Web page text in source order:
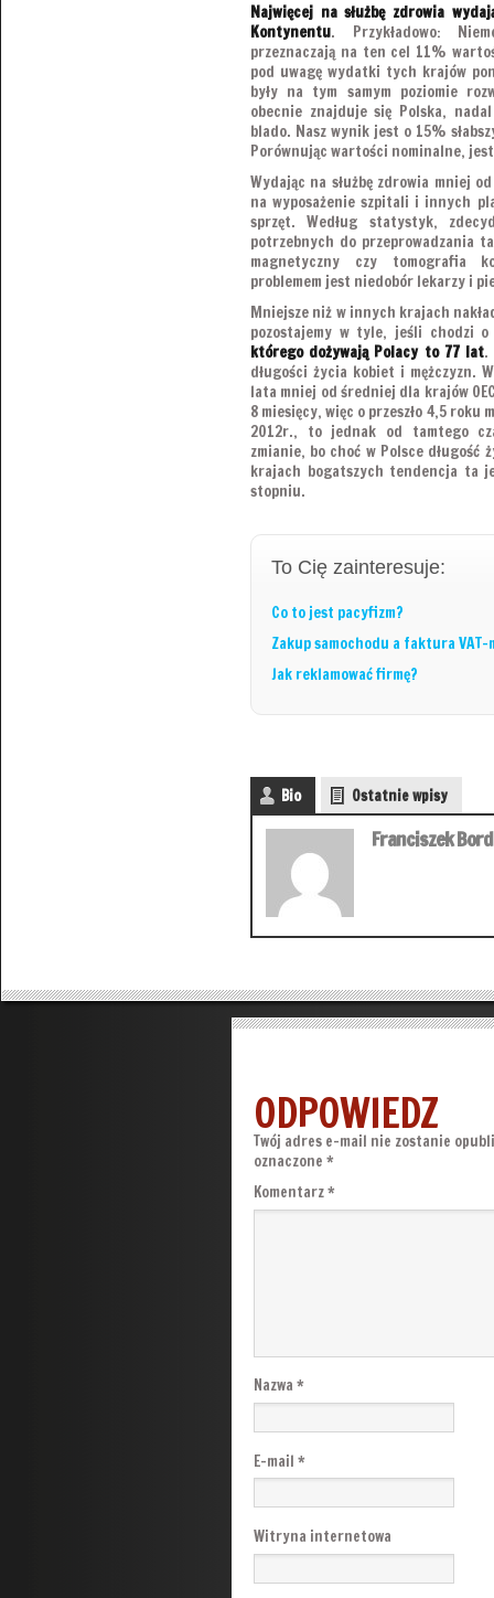
Najwięcej na służbę zdrowia
Kontynentu. Przykładowo:
przeznaczają na ten cel 11%
pod uwagę wydatki tych krajów
były na tym samym poziomie
obecnie znajduje się Polska,
blado. Nasz wynik jest o 15%
Porównując wartości nominalne,
Wydając na służbę zdrowia mniej
na wyposażenie szpitali i innych
sprzęt. Według statystyk,
potrzebnych do przeprowadzania
magnetyczny czy tomografia
problemem jest niedobór lekarzy i
Mniejsze niż w innych krajach
pozostajemy w tyle, jeśli chodzi
którego dożywają Polacy to 77 lat.
długości życia kobiet i mężczyzn.
lata mniej od średniej dla krajów
8 miesięcy, więc o przeszło 4,5 roku
2012r., to jednak od tamtego
zmianie, bo choć w Polsce
krajach bogatszych tendencja ta
stopniu.
To Cię zainteresuje:
Co to jest pacyfizm?
Zakup samochodu a faktura VAT-
Jak reklamować firmę?
Bio Ostatnie wpisy
Franciszek
ODPOWIEDZ
Twój adres e-mail nie zostanie
oznaczone *
Komentarz*
Nazwa *
E-mail *
Witryna internetowa